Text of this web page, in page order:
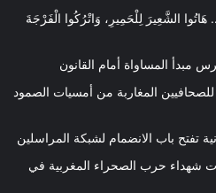
الشَّعِيرَ لِلْحَمِيرِ، وَاتْرُكُوا الْفَرْجَةَ
المساواة أمام القانون
للصحافيين المغاربة من أمسيات الصمود
تفتح باب الانضمام لشبكة المراسلين
شهداء حرب الصحراء المغربية في